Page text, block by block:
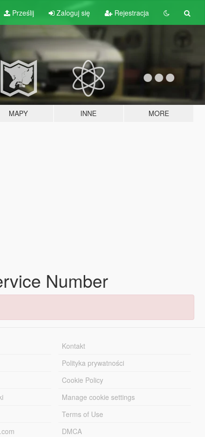
Prześlij Zaloguj się Rejestracja
MAPY INNE MORE
Number
Kontakt
Polityka prywatności
Cookie Policy
Manage cookie settings
Terms of Use
DMCA